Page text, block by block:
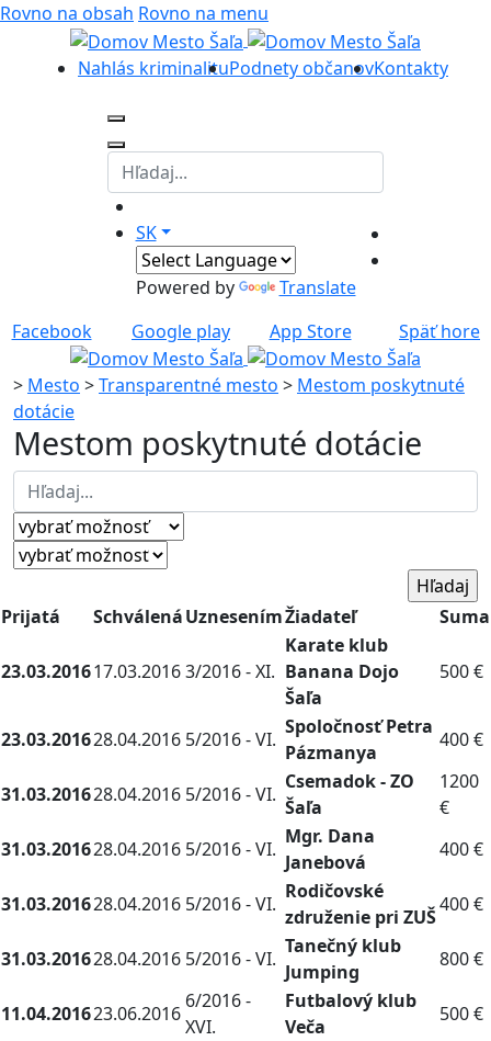
Rovno na obsah Rovno na menu
Nahlás kriminalituPodnety občanovKontakty
SK
Powered by
Translate
Facebook
Google play App Store Späť hore
> Mesto >Transparentné mesto > Mestom poskytnuté
dotácie
Mestom poskytnuté dotácie
Prijatá SchválenáUznesenímŽiadateľ Suma
23.03.201617.03.20163/2016 - XI.
Karate klub
Banana Dojo
Šaľa
500 €
23.03.201628.04.2016 5/2016 - VI.
Spoločnosť Petra
Pázmanya
400 €
31.03.201628.04.2016 5/2016 - VI.
Csemadok - ZO
Šaľa
1200
€
31.03.201628.04.2016 5/2016 - VI.
Mgr. Dana
Janebová
400 €
31.03.201628.04.2016 5/2016 - VI.
Rodičovské
združenie pri ZUŠ
400 €
31.03.201628.04.2016 5/2016 - VI.
Tanečný klub
Jumping
800 €
11.04.201623.06.2016
6/2016 -
XVI.
Futbalový klub
Veča
500 €